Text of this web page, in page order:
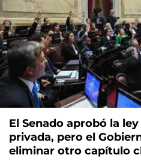
El Senado aprobó la
privada, pero el
eliminar otro capítulo